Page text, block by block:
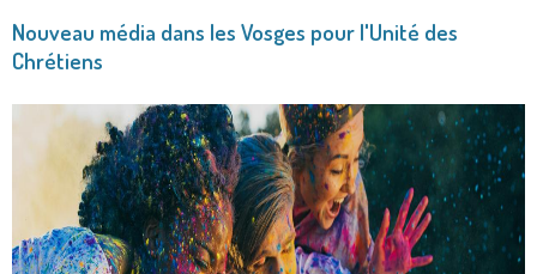
ici
Nouveau média dans les Vosges pour l'Unité des
Chrétiens